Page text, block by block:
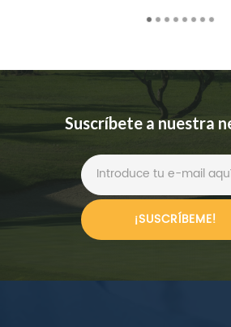
Suscríbete a nuestra
¡SUSCRÍBEME!